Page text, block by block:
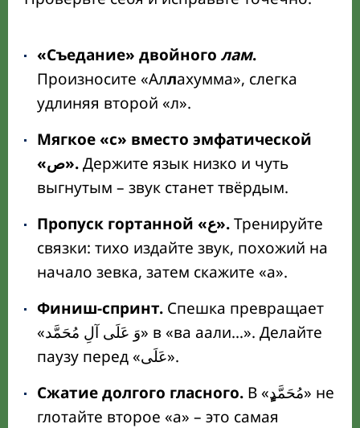
«Съедание» двойного лам.
Произносите «Аллахумма», слегка
удлиняя второй «л».
Мягкое «с» вместо эмфатической
«ص».Держите язык низко и чуть
выгнутым – звук станет твёрдым.
Пропуск гортанной «ع».Тренируйте
связки: тихо издайте звук, похожий на
начало зевка, затем скажите «а».
Финиш-спринт. Спешка превращает
«وَ عَلَى آلِ مُحَمَّد» в «ва аали…». Делайте
паузу перед «عَلَى».
Сжатие долгого гласного.
В «مُحَمَّد» не
глотайте второе «а» – это самая